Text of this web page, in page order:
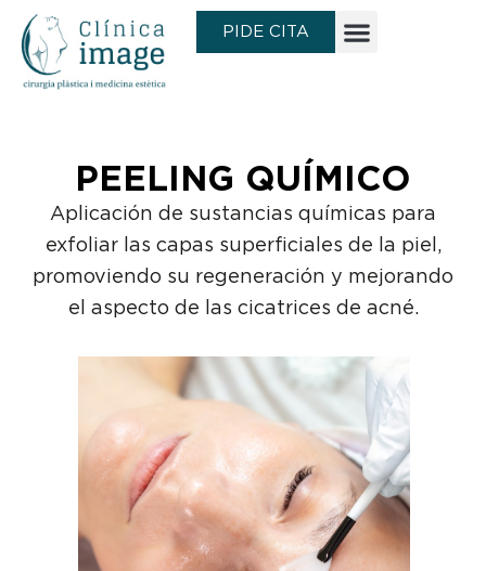
contenido
PIDE CITA
PEELING QUÍMICO
Aplicación de sustancias químicas para
exfoliar las capas superficiales de la piel,
promoviendo su regeneración y mejorando
el aspecto de las cicatrices de acné.